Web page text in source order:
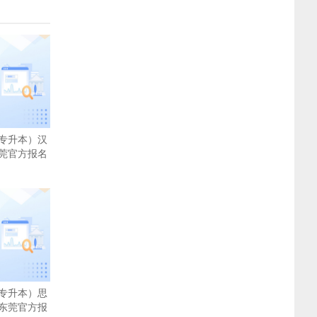
升本）汉
官方报名
升本）思
莞官方报